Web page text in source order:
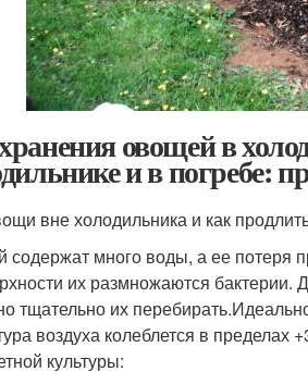
овощей в
и в погребе:
вне холодильника и как
много воды, а ее потеря
их размножаются бактерии.
тщательно их
воздуха колеблется в пределах
культуры: